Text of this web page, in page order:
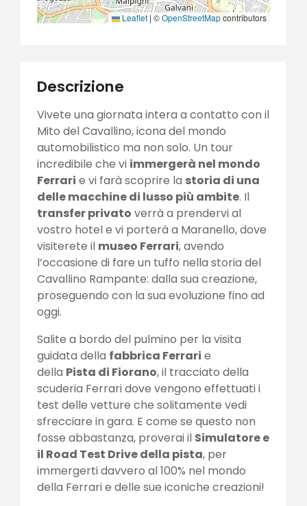
Leaflet | ©OpenStreetMapcontributors
Descrizione
Vivete una giornata intera a contatto con il
Mito del Cavallino, icona del mondo
automobilistico ma non solo. Un tour
incredibile che vi immergerà nel mondo
Ferrari e vi farà scoprire la storia di una
delle macchine di lusso più ambite. Il
transfer privato verrà a prendervi al
vostro hotel e vi porterà a Maranello, dove
visiterete il museo Ferrari, avendo
l’occasione di fare un tuffo nella storia del
Cavallino Rampante: dalla sua creazione,
proseguendo con la sua evoluzione fino ad
oggi.
Salite a bordo del pulmino per la visita
guidata della fabbrica Ferrari e
della Pista di Fiorano, il tracciato della
scuderia Ferrari dove vengono effettuati i
test delle vetture che solitamente vedi
sfrecciare in gara. E come se questo non
fosse abbastanza, proverai il Simulatore e
il Road Test Drive della pista, per
immergerti davvero al 100% nel mondo
della Ferrari e delle sue iconiche creazioni!